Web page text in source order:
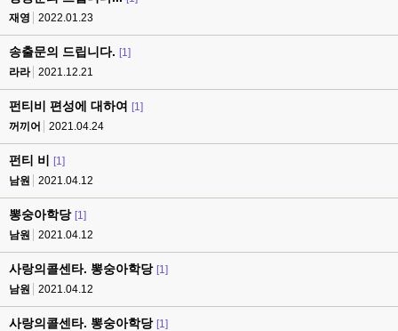
재영
2022.01.23
송출문의 드립니다. [1]
라라
2021.12.21
펀티비 편성에 대하여
[1]
꺼끼어
2021.04.24
펀티 비
[1]
남원
2021.04.12
뽕숭아학당 [1]
남원
2021.04.12
사랑의콜센타. 뽕숭아학당 [1]
남원
2021.04.12
사랑의콜센타. 뽕숭아학당 [1]